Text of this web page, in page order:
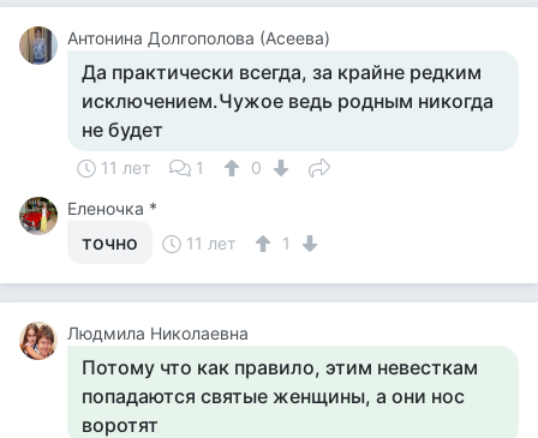
Антонина Долгополова (Асеева)
Да практически всегда, за крайне редким
исключением.Чужое ведь родным никогда
не будет
11 лет 1
0
Еленочка *
точно 11 лет 1
Людмила Николаевна
Потому что как правило, этим невесткам
попадаются святые женщины, а они нос
воротят